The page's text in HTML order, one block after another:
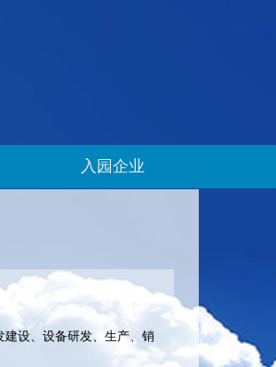
入园企业
设、设备研发、生产、销